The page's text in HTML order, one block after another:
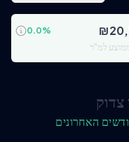
₪
0.0%
למ"ר